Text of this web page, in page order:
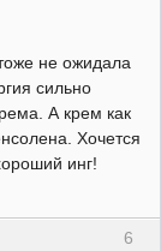
не ожидала
сильно
А крем как
Хочется
инг!
6